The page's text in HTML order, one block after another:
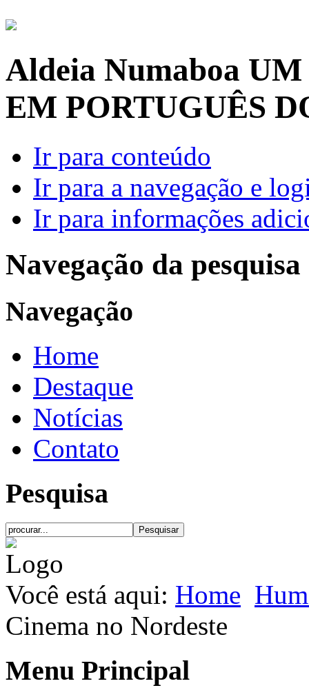
Aldeia Numaboa UM
EM PORTUGUÊS
Ir para conteúdo
Ir para a navegação e
Ir para informações
Navegação da pesquisa
Navegação
Home
Destaque
Notícias
Contato
Pesquisa
Você está aqui: Home
Cinema no Nordeste
Menu Principal